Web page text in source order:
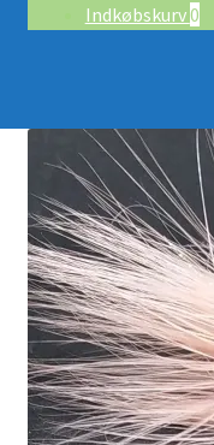
Indkøbskurv0